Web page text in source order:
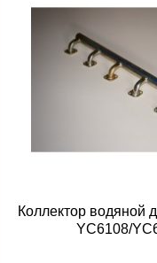
Коллектор водяной
YC6108/